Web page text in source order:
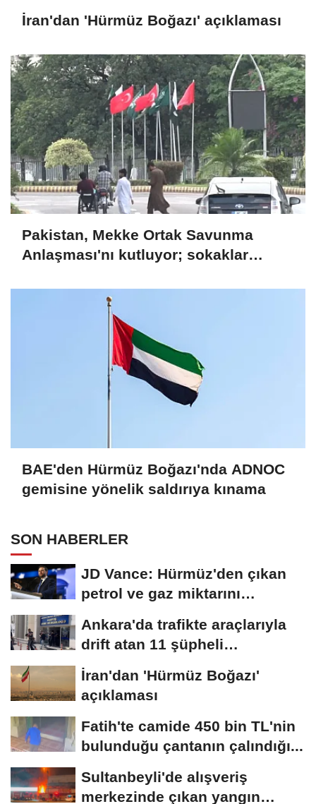
İran'dan 'Hürmüz Boğazı' açıklaması
Pakistan, Mekke Ortak Savunma
Anlaşması'nı kutluyor; sokaklar
bayraklarıyla süslendi
BAE'den Hürmüz Boğazı'nda ADNOC
gemisine yönelik saldırıya kınama
SON HABERLER
JD Vance: Hürmüz'den çıkan
petrol ve gaz miktarını
Ankara'da trafikte araçlarıyla
drift atan 11 şüpheli
gözaltına...
İran'dan 'Hürmüz Boğazı'
açıklaması
Fatih'te camide 450 bin TL'nin
bulunduğu çantanın çalındığı...
Sultanbeyli'de alışveriş
merkezinde çıkan yangın